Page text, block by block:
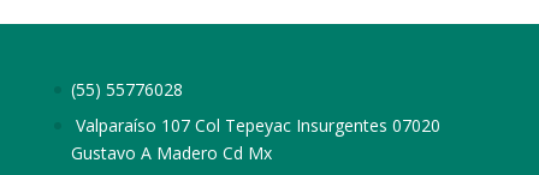
(55) 55776028
Valparaíso 107 Col Tepeyac Insurgentes 07020
Gustavo A Madero Cd Mx